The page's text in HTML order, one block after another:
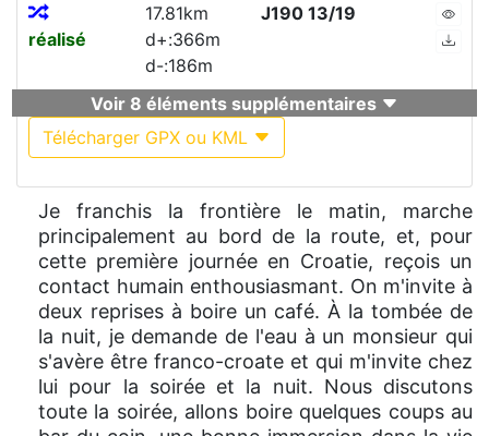
réalisé
17.81km
d+:366m
d-:186m
J190 13/19
Voir 8 éléments supplémentaires
Télécharger GPX ou KML
Je franchis la frontière le matin, marche
principalement au bord de la route, et, pour
cette première journée en Croatie, reçois un
contact humain enthousiasmant. On m'invite à
deux reprises à boire un café. À la tombée de
la nuit, je demande de l'eau à un monsieur qui
s'avère être franco-croate et qui m'invite chez
lui pour la soirée et la nuit. Nous discutons
toute la soirée, allons boire quelques coups au